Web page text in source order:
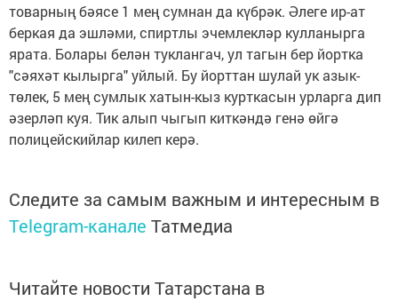
товарның бәясе 1 мең сумнан да күбрәк. Әлеге ир-ат
беркая да эшләми, спиртлы эчемлекләр кулланырга
ярата. Болары белән туклангач, ул тагын бер йортка
"сәяхәт кылырга" уйлый. Бу йорттан шулай ук азык-
төлек, 5 мең сумлык хатын-кыз курткасын урларга дип
әзерләп куя. Тик алып чыгып киткәндә генә өйгә
полицейскийлар килеп керә.
Следите за самым важным и интересным в
Telegram-канале Татмедиа
Читайте новости Татарстана в